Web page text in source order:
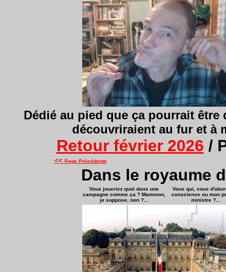
Dédié au pied que ça pourrait
découvriraient au fur et à
Retour février 2026 /
<< Page Précédente
Dans le royaume
Vous joueriez quoi dans une
campagne comme ça ? Mammon,
je suppose, non ?...
Vous qui, vous
conscience ou mon
ministre ?...